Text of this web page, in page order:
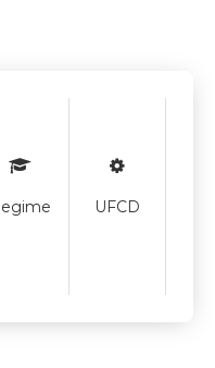
UFCD